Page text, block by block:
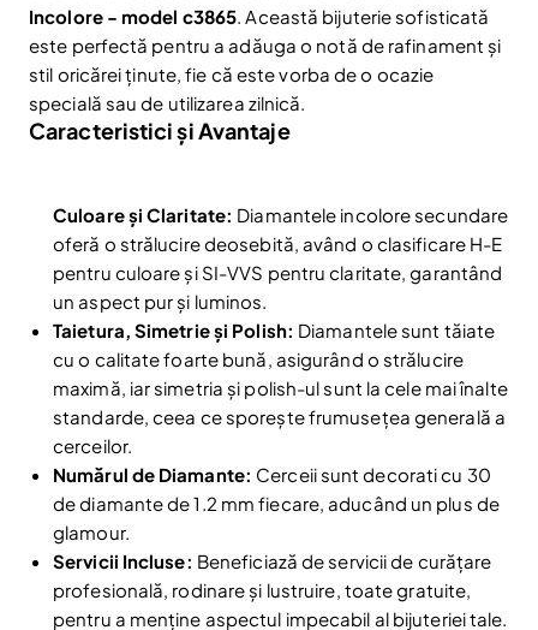
Incolore - model c3865 . Această bijuterie sofisticată
este perfectă pentru a adăuga o notă de rafinament și
stil oricărei ținute, fie că este vorba de o ocazie
specială sau de utilizarea zilnică.
Caracteristici și Avantaje
Culoare și Claritate: Diamantele incolore secundare
oferă o strălucire deosebită, având o clasificare H-E
pentru culoare și SI-VVS pentru claritate, garantând
un aspect pur și luminos.
Taietura, Simetrie și Polish: Diamantele sunt tăiate
cu o calitate foarte bună, asigurând o strălucire
maximă, iar simetria și polish-ul sunt la cele mai înalte
standarde, ceea ce sporește frumusețea generală a
cerceilor.
Numărul de Diamante: Cerceii sunt decorati cu 30
de diamante de 1.2 mm fiecare, aducând un plus de
glamour.
Servicii Incluse: Beneficiază de servicii de curățare
profesională, rodinare și lustruire, toate gratuite,
pentru a menține aspectul impecabil al bijuteriei tale.